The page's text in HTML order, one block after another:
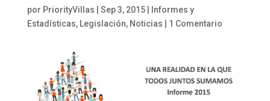
por PriorityVillas Sep 3, 2015|
Informes y
Estadísticas, Legislación, Noticias 1 Comentario